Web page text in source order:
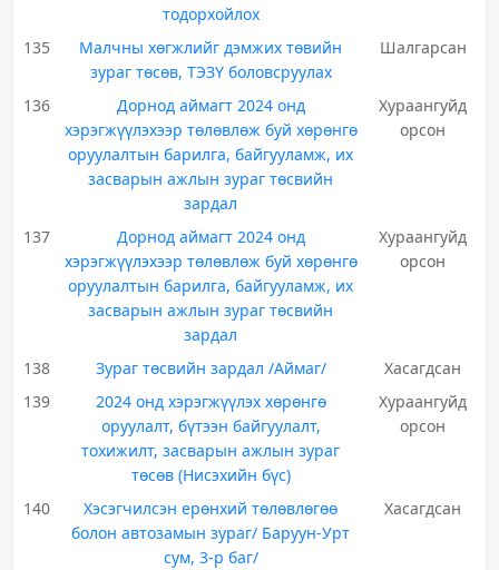
тодорхойлох
135
Малчны хөгжлийг дэмжих төвийн
зураг төсөв, ТЭЗҮ боловсруулах
Шалгарсан
136
Дорнод аймагт 2024 онд
хэрэгжүүлэхээр төлөвлөж буй хөрөнгө
оруулалтын барилга, байгууламж, их
засварын ажлын зураг төсвийн
зардал
Хураангуйд
орсон
137
Дорнод аймагт 2024 онд
хэрэгжүүлэхээр төлөвлөж буй хөрөнгө
оруулалтын барилга, байгууламж, их
засварын ажлын зураг төсвийн
зардал
Хураангуйд
орсон
138 Зураг төсвийн зардал /Аймаг/
Хасагдсан
139
2024 онд хэрэгжүүлэх хөрөнгө
оруулалт, бүтээн байгуулалт,
тохижилт, засварын ажлын зураг
төсөв (Нисэхийн бүс)
Хураангуйд
орсон
140
Хэсэгчилсэн ерөнхий төлөвлөгөө
болон автозамын зураг/ Баруун-Урт
сум, 3-р баг/
Хасагдсан